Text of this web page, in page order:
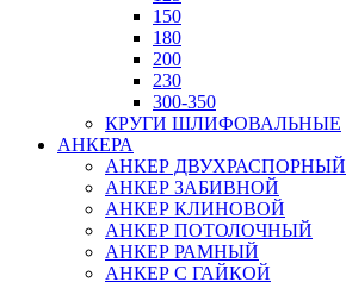
150
180
200
230
300-350
КРУГИ ШЛИФОВАЛЬНЫЕ
АНКЕРА
АНКЕР ДВУХРАСПОРНЫЙ
АНКЕР ЗАБИВНОЙ
АНКЕР КЛИНОВОЙ
АНКЕР ПОТОЛОЧНЫЙ
АНКЕР РАМНЫЙ
АНКЕР С ГАЙКОЙ